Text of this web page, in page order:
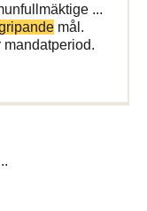
...
mål.
mandatperiod.